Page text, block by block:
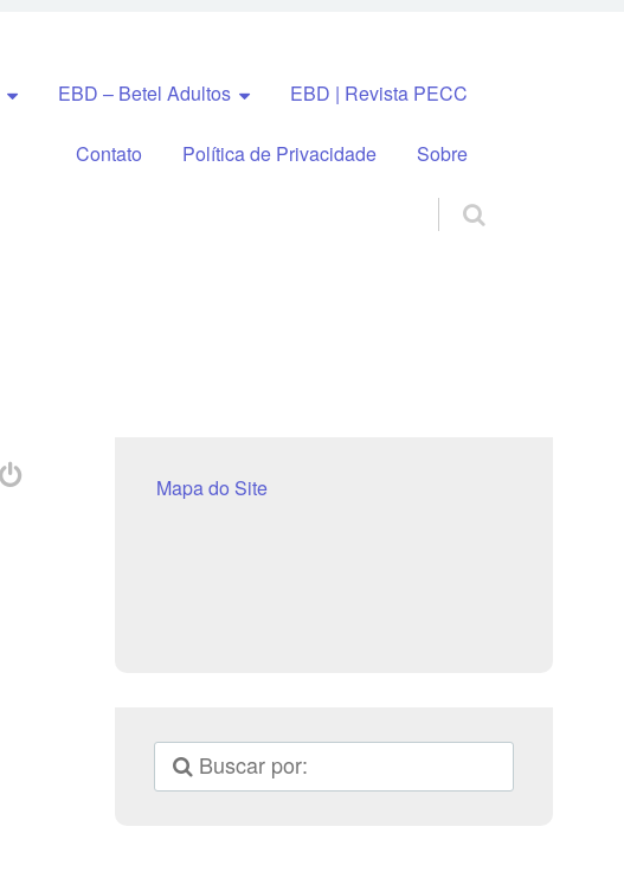
EBD – Betel Adultos EBD | Revista PECC
Contato Política de Privacidade Sobre
Mapa do Site